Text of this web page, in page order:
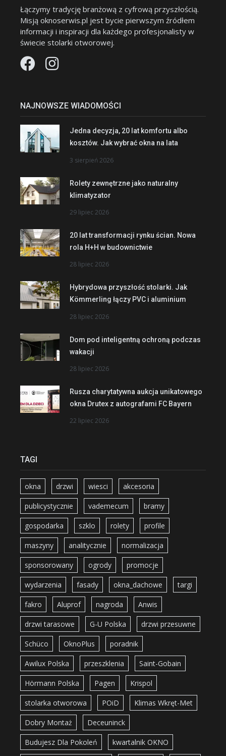
Łączymy tradycję branżową z cyfrową przyszłością.
Misją oknoserwis.pl jest bycie pierwszym źródłem
informacji i inspiracji dla każdego profesjonalisty w
świecie stolarki otworowej.
NAJNOWSZE WIADOMOŚCI
Jedna decyzja, 20 lat komfortu albo
kosztów. Jak wybrać okna na lata
3 sierpień 2026
Rolety zewnętrzne jako naturalny
klimatyzator
29 lipiec 2026
20 lat transformacji rynku ścian. Nowa
rola H+H w budownictwie
28 lipiec 2026
Hybrydowa przyszłość stolarki. Jak
Kömmerling łączy PVC i aluminium
28 lipiec 2026
Dom pod inteligentną ochroną podczas
wakacji
28 lipiec 2026
Rusza charytatywna aukcja unikatowego
okna Drutex z autografami FC Bayern
22 lipiec 2026
TAGI
okna drzwi wiesci akcesoria
publicystycznie vademecum bramy
gospodarka szklo rolety profile
maszyny analitycznie normalizacja
sponsorowany ogrody promocje
wydarzenia fasady okna_dachowe targi
fakro Aluprof nagroda Anwis
drzwi tarasowe G-U Polska drzwi przesuwne
Schüco OknoPlus poradnik
Awilux Polska przeszklenia Saint-Gobain
Hörmann Polska Pagen Krispol
stolarka otworowa POiD Klimas Wkręt-Met
Dobry Montaż Deceuninck
Budujesz Dla Pokoleń kwartalnik OKNO